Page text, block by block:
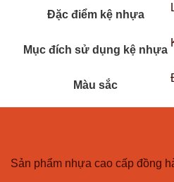
Đặc điểm kệ nhựa
Mục đích sử dụng kệ nhựa
Màu sắc
Sản phẩm nhựa cao cấp đồng